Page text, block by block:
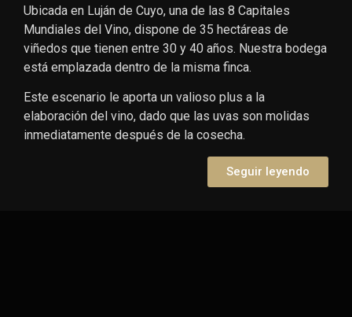
Ubicada en Luján de Cuyo, una de las 8 Capitales
Mundiales del Vino, dispone de 35 hectáreas de
viñedos que tienen entre 30 y 40 años. Nuestra bodega
está emplazada dentro de la misma finca.
Este escenario le aporta un valioso plus a la
elaboración del vino, dado que las uvas son molidas
inmediatamente después de la cosecha.
Seguir leyendo